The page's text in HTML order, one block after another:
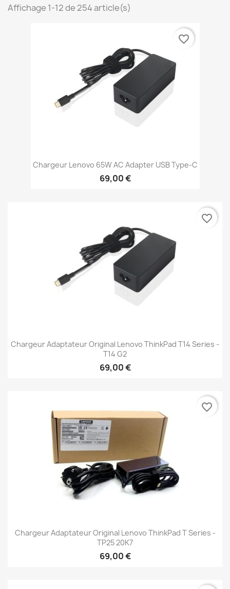
Affichage 1-12 de 254 article(s)
Chargeur Lenovo 65W AC Adapter USB Type-C
69,00 €
favorite_border
Chargeur Adaptateur Original Lenovo ThinkPad T14 Series -
T14 G2
69,00 €
favorite_border
Chargeur Adaptateur Original Lenovo ThinkPad T Series -
TP25 20K7
69,00 €
favorite_border